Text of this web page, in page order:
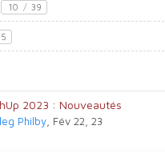
10 / 39
2023 : Nouveautés
Philby, Fév 22, 23